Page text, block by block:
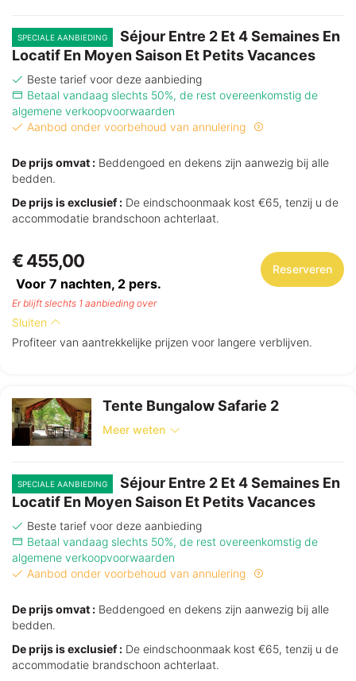
SPECIALE AANBIEDING
Séjour Entre 2 Et 4 Semaines En
Locatif En Moyen Saison Et Petits Vacances
Beste tarief voor deze aanbieding
Betaal vandaag slechts 50%, de rest overeenkomstig de
algemene verkoopvoorwaarden
Aanbod onder voorbehoud van annulering
De prijs omvat : Beddengoed en dekens zijn aanwezig bij alle
bedden.
De prijs is exclusief : De eindschoonmaak kost €65, tenzij u de
accommodatie brandschoon achterlaat.
€ 455,00
Voor 7 nachten, 2 pers.
Reserveren
Er blijft slechts 1 aanbieding over
Sluiten
Profiteer van aantrekkelijke prijzen voor langere verblijven.
Tente Bungalow Safarie 2
Meer weten
SPECIALE AANBIEDING
Séjour Entre 2 Et 4 Semaines En
Locatif En Moyen Saison Et Petits Vacances
Beste tarief voor deze aanbieding
Betaal vandaag slechts 50%, de rest overeenkomstig de
algemene verkoopvoorwaarden
Aanbod onder voorbehoud van annulering
De prijs omvat : Beddengoed en dekens zijn aanwezig bij alle
bedden.
De prijs is exclusief : De eindschoonmaak kost €65, tenzij u de
accommodatie brandschoon achterlaat.